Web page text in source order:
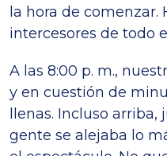
la hora de comenzar.
intercesores de todo
A las 8:00 p. m.,
y en cuestión de
llenas. Incluso arriba,
gente se alejaba lo